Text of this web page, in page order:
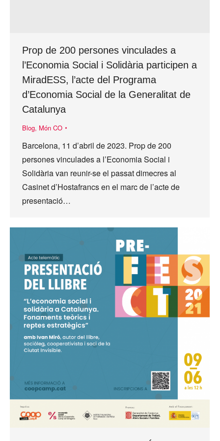
Prop de 200 persones vinculades a
l’Economia Social i Solidària participen a
MiradESS, l’acte del Programa
d’Economia Social de la Generalitat de
Catalunya
Blog, Món CO
Barcelona, 11 d’abril de 2023. Prop de 200
persones vinculades a l’Economia Social i
Solidària van reunir-se el passat dimecres al
Casinet d’Hostafrancs en el marc de l’acte de
presentació…